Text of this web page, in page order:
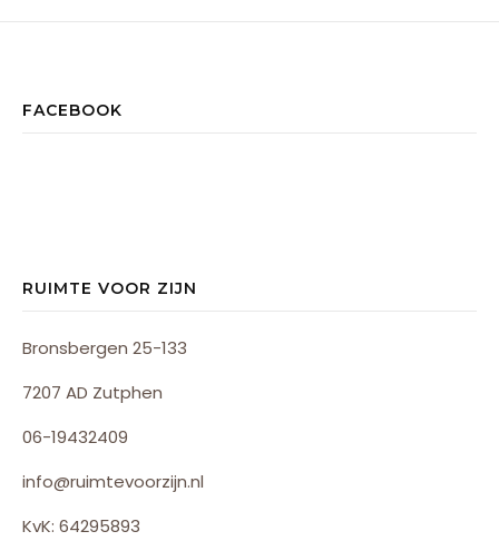
FACEBOOK
RUIMTE VOOR ZIJN
Bronsbergen 25-133
7207 AD Zutphen
06-19432409
info@ruimtevoorzijn.nl
KvK: 64295893